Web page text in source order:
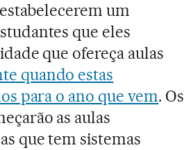
um
que eles
que ofereça aulas
quando estas
para o ano que vem. Os
as aulas
que tem sistemas